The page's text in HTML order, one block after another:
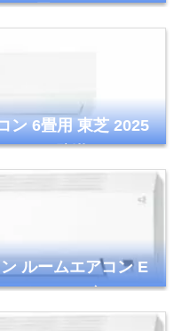
に6畳用 ピュアホワ
ン 6畳用 東芝 2025
イト 壁掛け クーラ
清潔
ルームエアコン E
イト 2025年モデル
ストリーマ